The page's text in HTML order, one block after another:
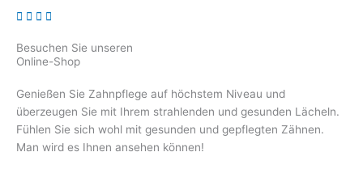
Besuchen Sie unseren
Online-Shop
Genießen Sie Zahnpflege auf höchstem Niveau und
überzeugen Sie mit Ihrem strahlenden und gesunden Lächeln.
Fühlen Sie sich wohl mit gesunden und gepflegten Zähnen.
Man wird es Ihnen ansehen können!